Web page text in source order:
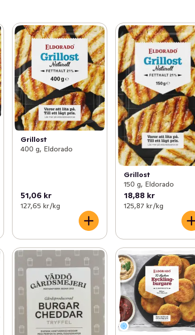
Grillost
400 g, Eldorado
51,06 kr
127,65 kr /kg
Grillost
150 g, Eldorado
18,88 kr
125,87 kr /kg